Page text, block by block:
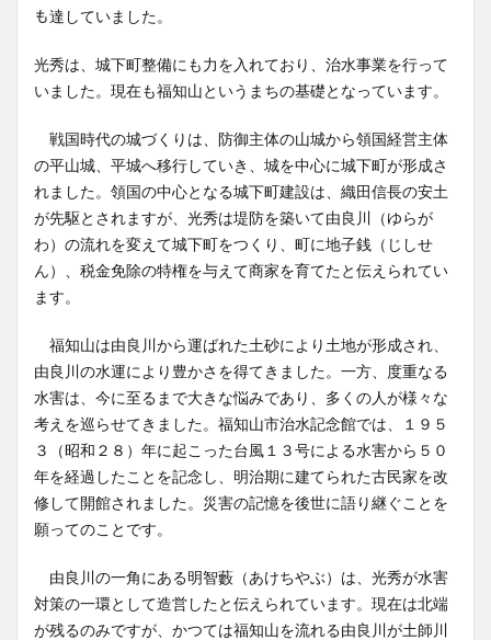
も達していました。
光秀は、城下町整備にも力を入れており、治水事業を行って
いました。現在も福知山というまちの基礎となっています。
戦国時代の城づくりは、防御主体の山城から領国経営主体
の平山城、平城へ移行していき、城を中心に城下町が形成さ
れました。領国の中心となる城下町建設は、織田信長の安土
が先駆とされますが、光秀は堤防を築いて由良川（ゆらが
わ）の流れを変えて城下町をつくり、町に地子銭（じしせ
ん）、税金免除の特権を与えて商家を育てたと伝えられてい
ます。
福知山は由良川から運ばれた土砂により土地が形成され、
由良川の水運により豊かさを得てきました。一方、度重なる
水害は、今に至るまで大きな悩みであり、多くの人が様々な
考えを巡らせてきました。福知山市治水記念館では、１９５
３（昭和２８）年に起こった台風１３号による水害から５０
年を経過したことを記念し、明治期に建てられた古民家を改
修して開館されました。災害の記憶を後世に語り継ぐことを
願ってのことです。
由良川の一角にある明智藪（あけちやぶ）は、光秀が水害
対策の一環として造営したと伝えられています。現在は北端
が残るのみですが、かつては福知山を流れる由良川が土師川